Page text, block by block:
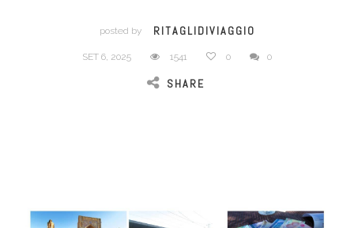
posted by RITAGLIDIVIAGGIO
SET 6, 2025 1541 0 0
SHARE